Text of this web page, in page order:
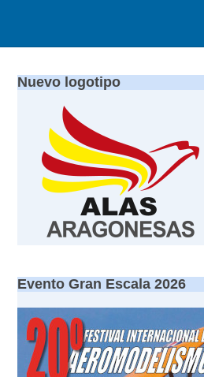
Nuevo logotipo
Evento Gran Escala 2026